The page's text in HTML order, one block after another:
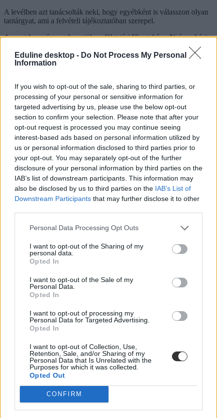
Eduline desktop - Do Not Process My Personal
Information
If you wish to opt-out of the sale, sharing to third parties, or
processing of your personal or sensitive information for
targeted advertising by us, please use the below opt-out
section to confirm your selection. Please note that after your
opt-out request is processed you may continue seeing
interest-based ads based on personal information utilized by
us or personal information disclosed to third parties prior to
your opt-out. You may separately opt-out of the further
disclosure of your personal information by third parties on the
IAB’s list of downstream participants. This information may
also be disclosed by us to third parties on the IAB’s List of
Downstream Participants that may further disclose it to other
Personal Data Processing Opt Outs
I want to opt-out of the Sharing of my
personal data.
Opted In
I want to opt-out of the Sale of my
Personal Data.
Opted In
I want to opt-out of processing my
Personal Data for Targeted Advertising.
Opted In
I want to opt-out of Collection, Use,
Retention, Sale, and/or Sharing of my
Personal Data that Is Unrelated with the
Purposes for which it was collected.
Opted Out
CONFIRM
A levélben azt tanácsolták neki, hogy egyébként is válasszon olyan
tantárgyat, ami a felvételi tájékoztatóban szerepel.
Az eset kapcsán megkerestük az Oktatási Hivatal és a Nyíregyházi
Egyetemet is, amint válaszolnak kérdéseinkre cikkünket frissítjük.
Frissítés 02.03.
küldte:
"A tanulmányi pontok számításakor figyelembe vehető középiskolai
tantárgyak megfeleltetését a Felvételi tájékoztató
Pontszámítás/Tanulmányi pontok fejezetben található megfeleltetési
táblázat tartalmazza, amelyben szerepel az informatika tantárgy, így
nem éri hátrány az informatikát tanuló diákokat."